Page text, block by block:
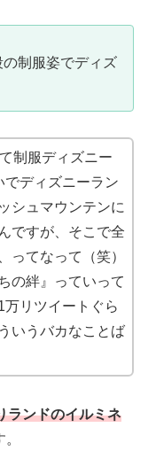
の制服姿でディズ
制服ディズニー
でディズニーラン
シュマウンテンに
ですが、そこで全
ってなって（笑）
の絆』っていって
リツイートぐら
いうバカなことば
ランドのイルミネ